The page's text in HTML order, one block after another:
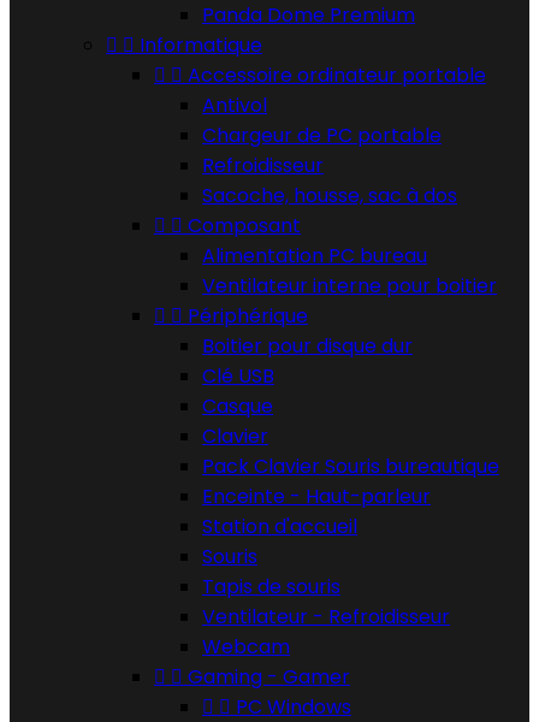
Panda Dome Premium
  Informatique
  Accessoire ordinateur portable
Antivol
Chargeur de PC portable
Refroidisseur
Sacoche, housse, sac à dos
  Composant
Alimentation PC bureau
Ventilateur interne pour boitier
  Périphérique
Boitier pour disque dur
Clé USB
Casque
Clavier
Pack Clavier Souris bureautique
Enceinte - Haut-parleur
Station d'accueil
Souris
Tapis de souris
Ventilateur - Refroidisseur
Webcam
  Gaming - Gamer
  PC Windows